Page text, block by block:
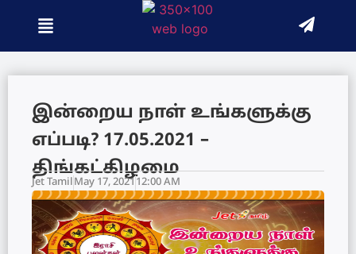
இன்றைய நாள் உங்களுக்கு
எப்படி? 17.05.2021 –
திங்கட்கிழமை
Jet TamilMay 17, 2021 12:00 AM